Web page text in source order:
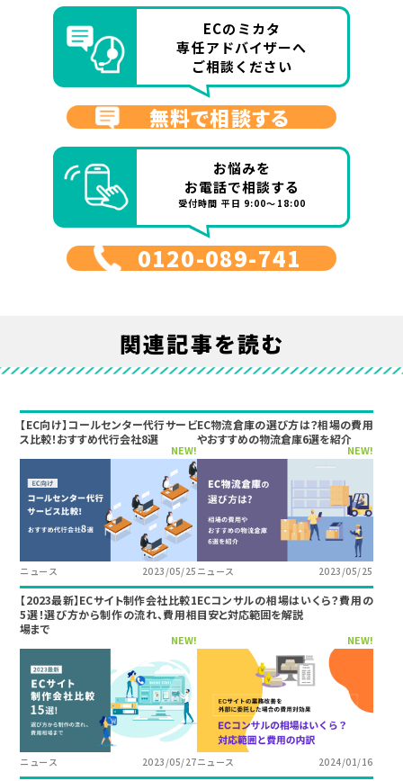
ECのミカタ
専任アドバイザーへ
ご相談ください
無料で相談する
お悩みを
お電話で相談する
受付時間 平日 9:00～18:00
0120-089-741
関連記事を読む
【EC向け】コールセンター代行サービ
ス比較！おすすめ代行会社8選
NEW!
ニュース 2023/05/25
EC物流倉庫の選び方は？相場の費用
やおすすめの物流倉庫6選を紹介
NEW!
ニュース 2023/05/25
【2023最新】ECサイト制作会社比較1
5選！選び方から制作の流れ、費用相
場まで
NEW!
ニュース 2023/05/27
ECコンサルの相場はいくら？費用の
目安と対応範囲を解説
NEW!
ニュース 2024/01/16